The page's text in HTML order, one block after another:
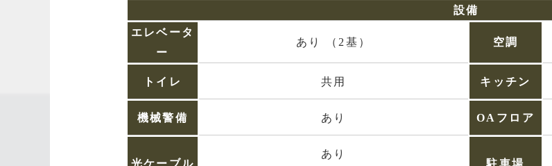
設備
エレベータ
ー
あり （2基） 空調
トイレ 共用 キッチン
機械警備 あり OAフロア
光ケーブル
あり
駐車場